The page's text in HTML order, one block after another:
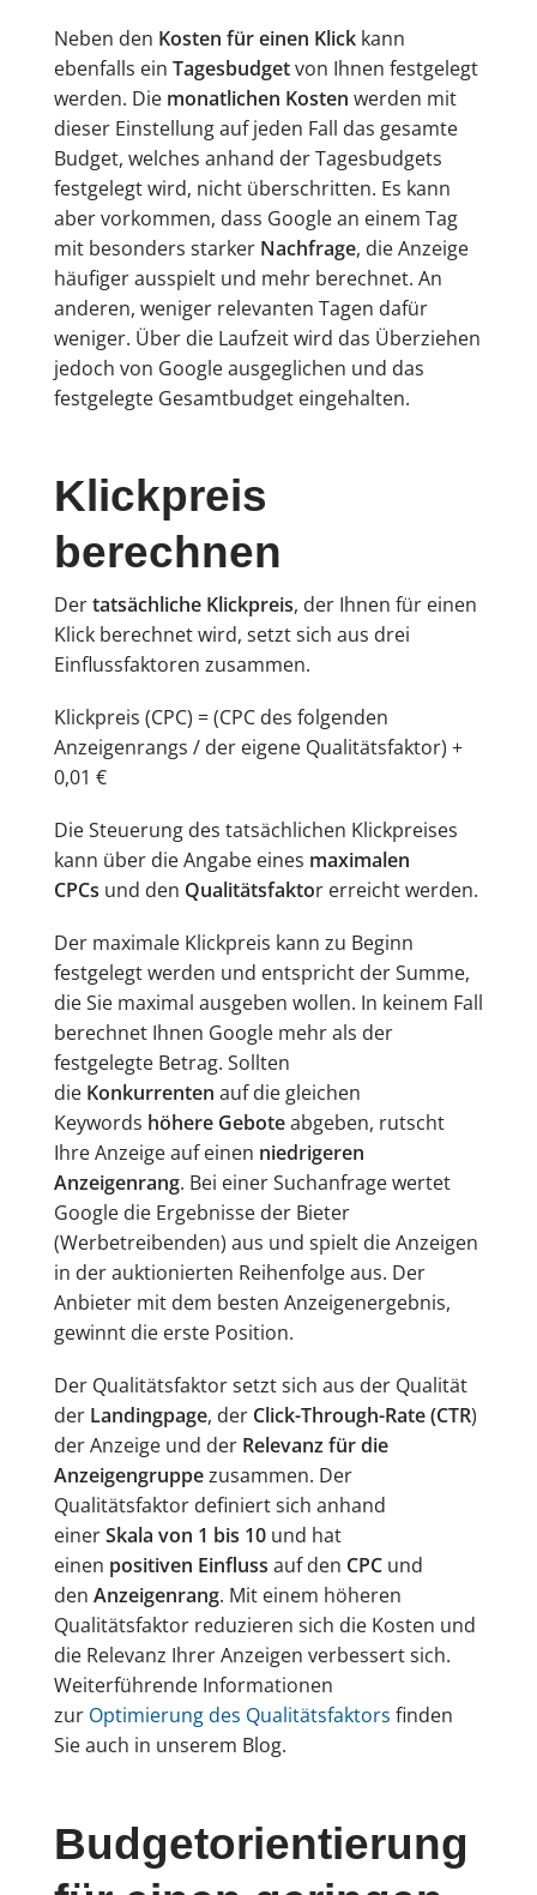
Neben den Kosten für einen Klickkann
ebenfalls ein Tagesbudgetvon Ihnen festgelegt
werden. Die monatlichen Kosten werden mit
dieser Einstellung auf jeden Fall das gesamte
Budget, welches anhand der Tagesbudgets
festgelegt wird, nicht überschritten. Es kann
aber vorkommen, dass Google an einem Tag
mit besonders starker Nachfrage, die Anzeige
häufiger ausspielt und mehr berechnet. An
anderen, weniger relevanten Tagen dafür
weniger. Über die Laufzeit wird das Überziehen
jedoch von Google ausgeglichen und das
festgelegte Gesamtbudget eingehalten.
Klickpreis
berechnen
Dertatsächliche Klickpreis, der Ihnen für einen
Klick berechnet wird, setzt sich aus drei
Einflussfaktoren zusammen.
Klickpreis (CPC) = (CPC des folgenden
Anzeigenrangs / der eigene Qualitätsfaktor) +
0,01 €
Die Steuerung des tatsächlichen Klickpreises
kann über die Angabe eines maximalen
CPCs und den Qualitätsfaktor erreicht werden.
Der maximale Klickpreis kann zu Beginn
festgelegt werden und entspricht der Summe,
die Sie maximal ausgeben wollen. In keinem Fall
berechnet Ihnen Google mehr als der
festgelegte Betrag. Sollten
die Konkurrenten auf die gleichen
Keywords höhere Geboteabgeben, rutscht
Ihre Anzeige auf einen niedrigeren
Anzeigenrang. Bei einer Suchanfrage wertet
Google die Ergebnisse der Bieter
(Werbetreibenden) aus und spielt die Anzeigen
in der auktionierten Reihenfolge aus. Der
Anbieter mit dem besten Anzeigenergebnis,
gewinnt die erste Position.
Der Qualitätsfaktor setzt sich aus der Qualität
der Landingpage, der Click-Through-Rate (CTR)
der Anzeige und der Relevanz für die
Anzeigengruppezusammen. Der
Qualitätsfaktor definiert sich anhand
einerSkala von 1 bis 10und hat
einen positiven Einfluss auf den CPC und
den Anzeigenrang. Mit einem höheren
Qualitätsfaktor reduzieren sich die Kosten und
die Relevanz Ihrer Anzeigen verbessert sich.
Weiterführende Informationen
zur Optimierung des Qualitätsfaktors finden
Sie auch in unserem Blog.
Budgetorientierung